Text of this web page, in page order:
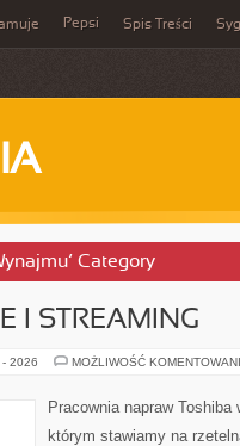
Pepsi Spis Treści
Category
I STREAMING
- 2026 MOŻLIWOŚĆ
Pracownia napraw
którym stawiamy na